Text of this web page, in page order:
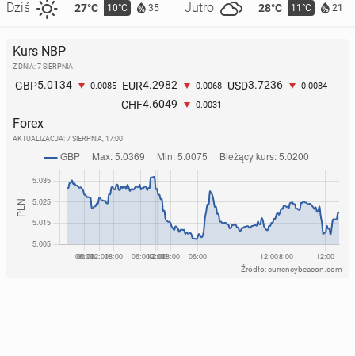
Dziś 27°C 10°C 35 Jutro 28°C 11°C 21
Kurs NBP
Z DNIA: 7 SIERPNIA
GBP5.0134 -0.0085 EUR4.2982 -0.0068 USD3.7236 -0.0084
CHF4.6049 -0.0031
Forex
AKTUALIZACJA: 7 SIERPNIA, 17:00
Źródło: currencybeacon.com